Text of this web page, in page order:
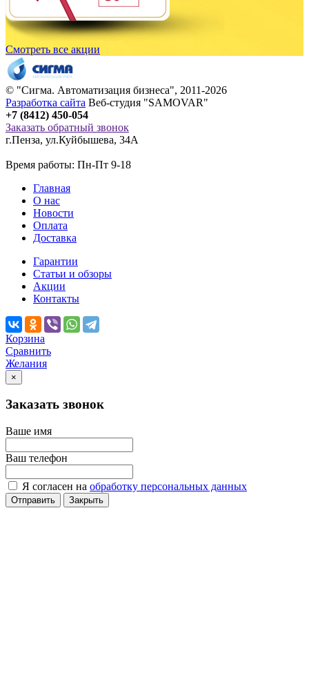
Смотреть все акции
© "Сигма. Автоматизация бизнеса", 2011-2026
Разработка сайта Веб-студия "SAMOVAR"
+7 (8412) 450-054
Заказать обратный звонок
г.Пенза, ул.Куйбышева, 34А
Время работы: Пн-Пт 9-18
Главная
О нас
Новости
Оплата
Доставка
Гарантии
Статьи и обзоры
Акции
Контакты
Корзина
Сравнить
Желания
×
Заказать звонок
Ваше имя
Ваш телефон
Я согласен на обработку персональных данных
Отправить Закрыть